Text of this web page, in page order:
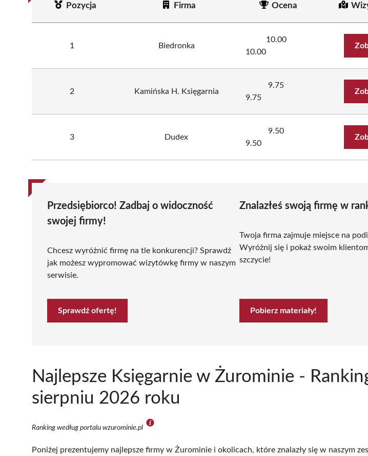
Pozycja Firma Ocena
1 Biedronka
10.00
10.00
2 Kamińska H. Księgarnia
9.75
9.75
3 Dudex
9.50
9.50
Przedsiębiorco! Zadbaj o widoczność
swojej firmy!
Chcesz wyróżnić firmę na tle konkurencji? Sprawdź
jak możesz wypromować wizytówkę firmy w naszym
serwisie.
Sprawdź ofertę!
Znalazłeś swoją firmę w
Twoja firma zajmuje miejsce na
Wyróżnij się i pokaż swoim
szczycie!
Pobierz materiały!
Najlepsze Księgarnie w Żurominie -
sierpniu 2026 roku
Ranking według portalu wzurominie.pl
Poniżej prezentujemy najlepsze firmy w Żurominie i okolicach, które znalazły się w naszym